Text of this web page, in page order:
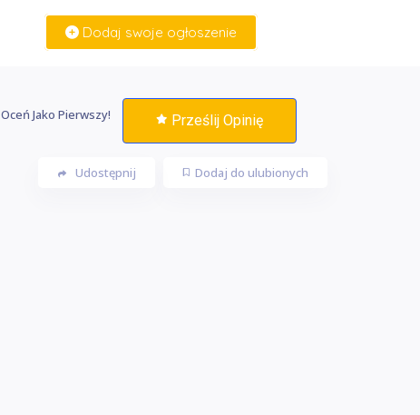
Dodaj swoje ogłoszenie
Oceń Jako Pierwszy! Prześlij Opinię
Dodaj do ulubionych
Udostępnij